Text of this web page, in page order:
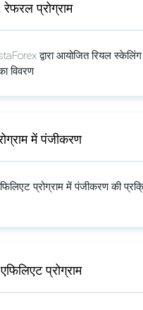
प्रोग्राम
द्वारा आयोजित रियल स्केलिंग
विवरण
में पंजीकरण
प्रोग्राम में पंजीकरण की
प्रोग्राम